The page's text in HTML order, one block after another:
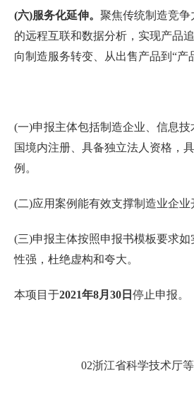
(六)服务化延伸。 聚焦传统制造竞
的远程互联和数据分析，实现产品
向制造服务转变、从出售产品到“
(一)申报主体包括制造企业、信息
国境内注册、具备独立法人资格，
例。
(二)应用案例能有效支撑制造业企
(三)申报主体按照申报书模板要求
性强，杜绝虚构和夸大。
本项目于2021年8月30日 停止申报。
02浙江省科学技术厅